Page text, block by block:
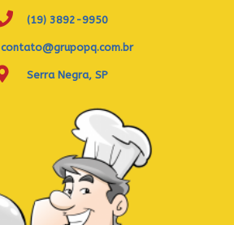
(19) 3892-9950
contato@grupopq.com.br
Serra Negra, SP